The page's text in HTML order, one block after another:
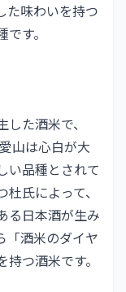
た味わいを持つ
す。
た酒米で、
山は心白が大
い品種とされて
氏によって、
る日本酒が生み
「酒米のダイヤ
つ酒米です。